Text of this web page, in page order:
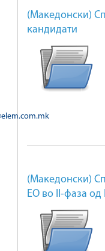
(Македонски)
кандидати
(Македонски)
ЕО во II-фаза од